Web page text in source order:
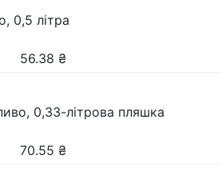
0,5 літра
56.38 ₴
0,33-літрова пляшка
70.55 ₴